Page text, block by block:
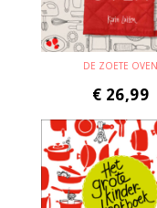
DE ZOETE OVEN
€ 26,99